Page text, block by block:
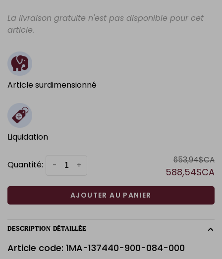
La livraison gratuite n'est pas disponible pour cet
article.
Article surdimensionné
Liquidation
Quantité: +
- 653,94$CA
588,54$CA
AJOUTER AU PANIER
DESCRIPTION DÉTAILLÉE
Article code: 1MA-137440-900-084-000